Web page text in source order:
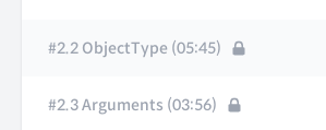
#2.2 ObjectType (05:45)
#2.3 Arguments (03:56)